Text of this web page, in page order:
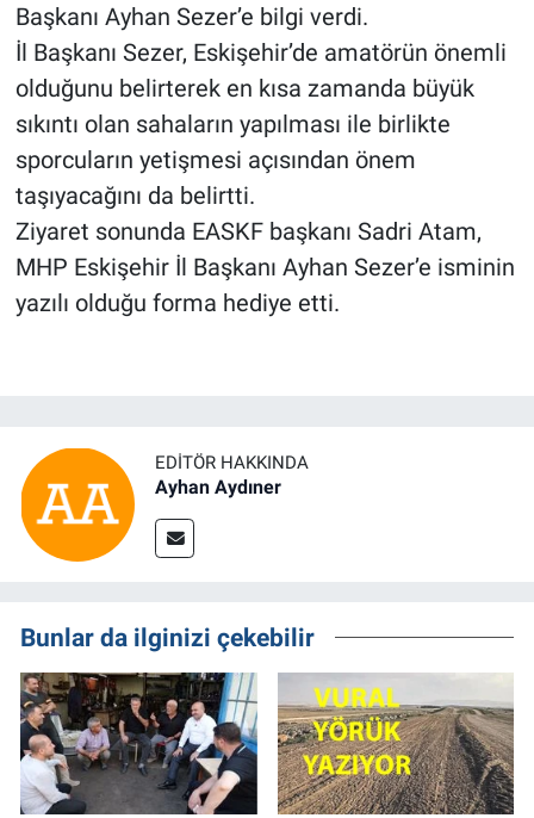
Başkanı Ayhan Sezer’e bilgi verdi.
İl Başkanı Sezer, Eskişehir’de amatörün önemli
olduğunu belirterek en kısa zamanda büyük
sıkıntı olan sahaların yapılması ile birlikte
sporcuların yetişmesi açısından önem
taşıyacağını da belirtti.
Ziyaret sonunda EASKF başkanı Sadri Atam,
MHP Eskişehir İl Başkanı Ayhan Sezer’e isminin
yazılı olduğu forma hediye etti.
EDITÖR HAKKINDA
Ayhan Aydıner
Bunlar da ilginizi çekebilir